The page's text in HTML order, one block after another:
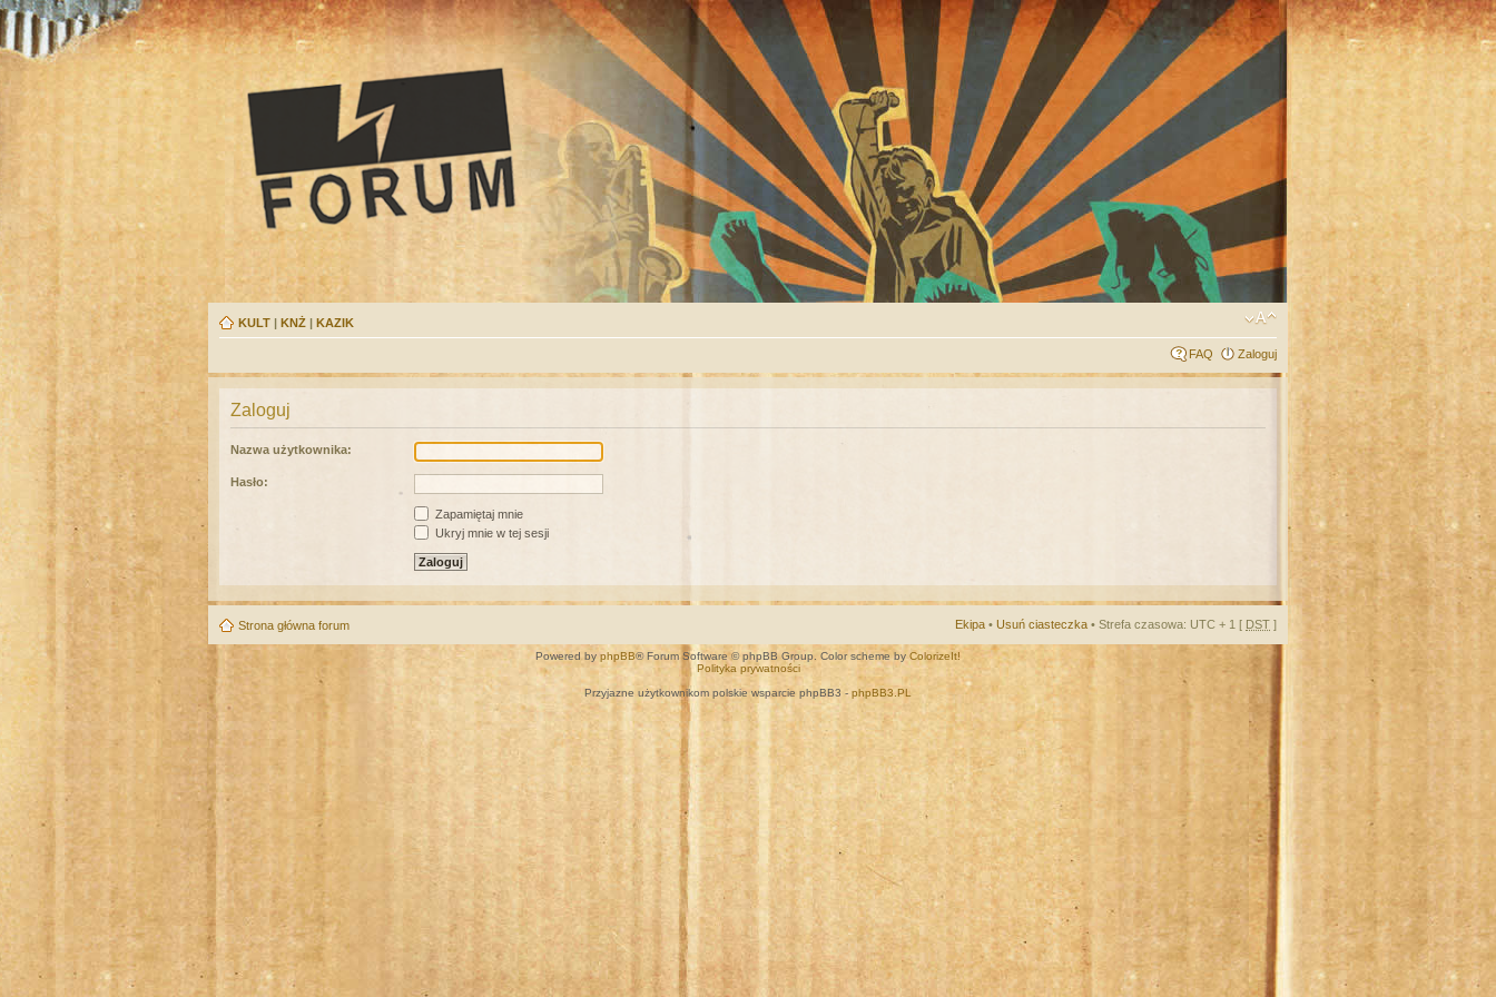
KULT | KNŻ | KAZIK
FAQ Zaloguj
Zaloguj
Nazwa użytkownika:
Hasło:
Zapamiętaj mnie
Ukryj mnie w tej sesji
Strona główna forum Ekipa • Usuń ciasteczka • Strefa czasowa: UTC + 1 [ DST ]
Powered by phpBB® Forum Software © phpBB Group. Color scheme by ColorizeIt!
Polityka prywatności
Przyjazne użytkownikom polskie wsparcie phpBB3 - phpBB3.PL